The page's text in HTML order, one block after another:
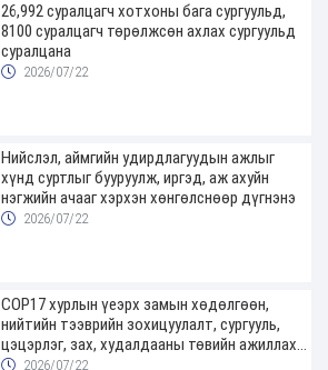
26,992 суралцагч хотхоны бага сургуульд,
8100 суралцагч төрөлжсөн ахлах сургуульд
суралцана
2026/07/22
Нийслэл, аймгийн удирдлагуудын ажлыг
хүнд суртлыг бууруулж, иргэд, аж ахуйн
нэгжийн ачааг хэрхэн хөнгөлснөөр дүгнэнэ
2026/07/22
COP17 хурлын үеэрх замын хөдөлгөөн,
нийтийн тээврийн зохицуулалт, сургууль,
цэцэрлэг, зах, худалдааны төвийн ажиллах
хуваарийг гаргаж, иргэдэд мэдээлэхийг
2026/07/22